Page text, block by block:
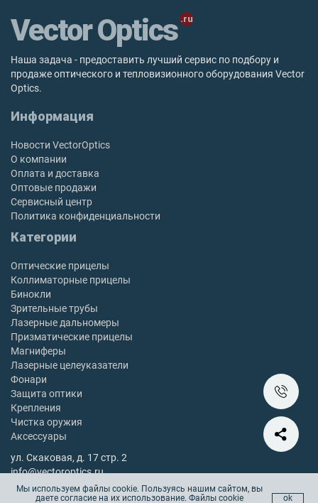
Vector Optics
Наша задача - предоставить лучший сервис по подбору и
продаже оптического и тепловизионного оборудования Vector
Optics.
Информация
Новости VectorOptics
О компании
Оплата и доставка
Оптовые продажи
Сервисный центр
Политика конфиденциальности
Категории
Оптические прицелы
Коллиматорные прицелы
Бинокли
Зрительные трубы
Лазерные дальномеры
Призматические прицелы
Магниферы
Лазерные целеуказатели
Фонари
Защита оптики
Крепления
Чистка оружия
Аксессуары
ул. Скаковая, д. 17 стр. 2
info@vectoroptics.ru
8 (800) 222-98-82
Остались вопросы? Позвоните с 10:00 до 18:00, без выходных
Мы используем файлы cookie. Пользуясь нашим сайтом, вы
даете согласие на их использование. Файлы cookie
ok